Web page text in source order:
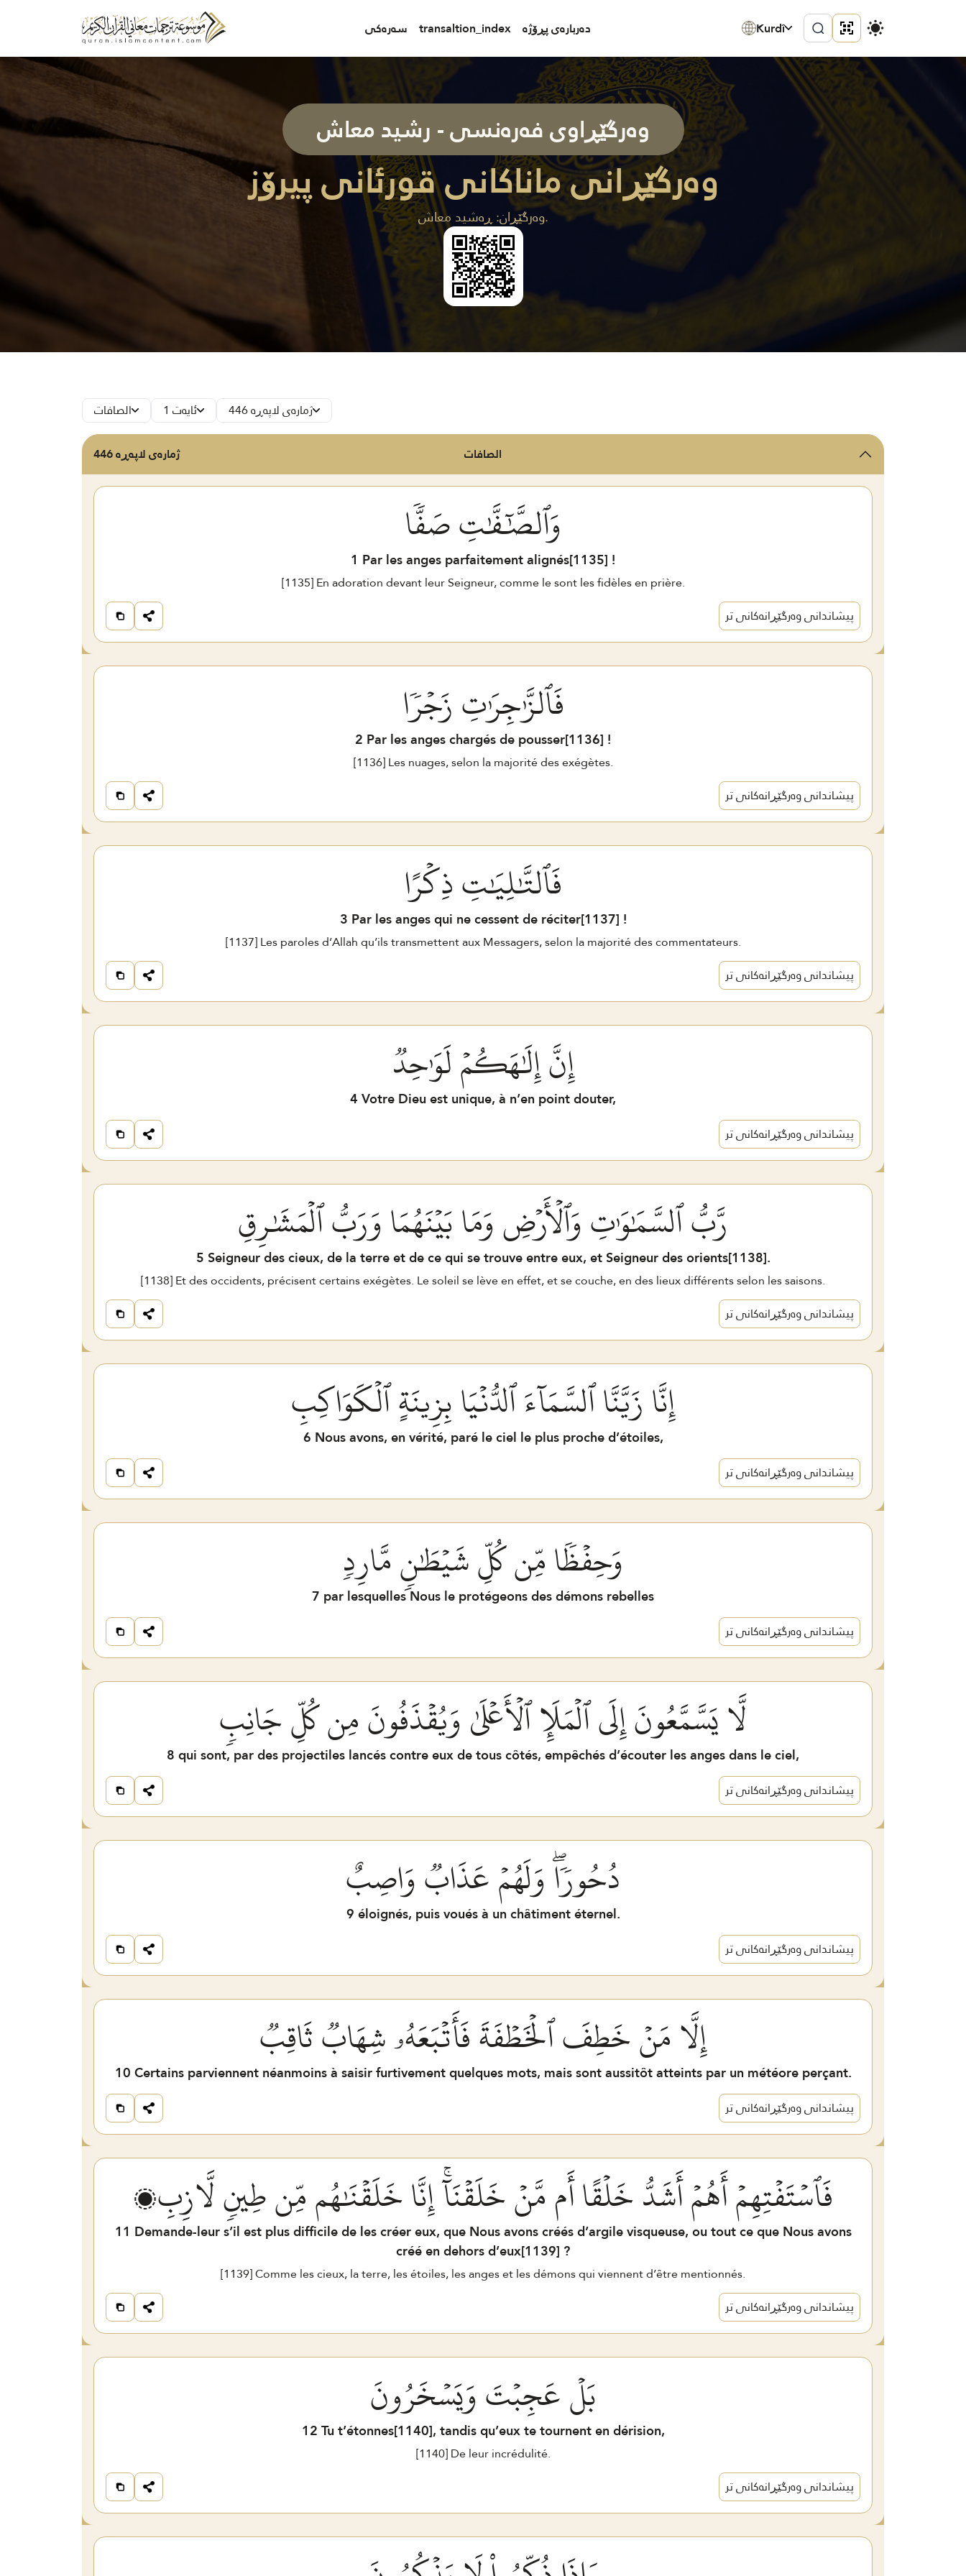
سەرەکی transaltion_index دەربارەی پڕۆژە Kurdî
وەرگێڕاوی فەرەنسی - رشید معاش
وەرگێڕانی ماناکانی قورئانی پیرۆز
وەرگێڕان: ڕەشيد معاش.
الصافات ئایەت 1 ژمارەی لاپەڕە 446
ژمارەی لاپەڕە 446 الصافات
وَٱلصَّٰٓفَّٰتِ صَفّٗا
1 Par les anges parfaitement alignés[1135] !
[1135] En adoration devant leur Seigneur, comme le sont les fidèles en prière.
پیشاندانی وەرگێڕانەکانی تر
فَٱلزَّٰجِرَٰتِ زَجۡرٗا
2 Par les anges chargés de pousser[1136] !
[1136] Les nuages, selon la majorité des exégètes.
پیشاندانی وەرگێڕانەکانی تر
فَٱلتَّٰلِيَٰتِ ذِكۡرًا
3 Par les anges qui ne cessent de réciter[1137] !
[1137] Les paroles d’Allah qu’ils transmettent aux Messagers, selon la majorité des commentateurs.
پیشاندانی وەرگێڕانەکانی تر
إِنَّ إِلَٰهَكُمۡ لَوَٰحِدٞ
4Votre Dieu est unique, à n’en point douter,
پیشاندانی وەرگێڕانەکانی تر
رَّبُّ ٱلسَّمَٰوَٰتِ وَٱلۡأَرۡضِ وَمَا بَيۡنَهُمَا وَرَبُّ ٱلۡمَشَٰرِقِ
5Seigneur des cieux, de la terre et de ce qui se trouve entre eux, et Seigneur des orients[1138].
[1138] Et des occidents, précisent certains exégètes. Le soleil se lève en effet, et se couche, en des lieux différents selon les saisons.
پیشاندانی وەرگێڕانەکانی تر
إِنَّا زَيَّنَّا ٱلسَّمَآءَ ٱلدُّنۡيَا بِزِينَةٍ ٱلۡكَوَاكِبِ
6 Nous avons, en vérité, paré le ciel le plus proche d’étoiles,
پیشاندانی وەرگێڕانەکانی تر
وَحِفۡظٗا مِّن كُلِّ شَيۡطَٰنٖ مَّارِدٖ
7 par lesquelles Nous le protégeons des démons rebelles
پیشاندانی وەرگێڕانەکانی تر
لَّا يَسَّمَّعُونَ إِلَى ٱلۡمَلَإِ ٱلۡأَعۡلَىٰ وَيُقۡذَفُونَ مِن كُلِّ جَانِبٖ
8qui sont, par des projectiles lancés contre eux de tous côtés, empêchés d’écouter les anges dans le ciel,
پیشاندانی وەرگێڕانەکانی تر
دُحُورٗاۖ وَلَهُمۡ عَذَابٞ وَاصِبٌ
9éloignés, puis voués à un châtiment éternel.
پیشاندانی وەرگێڕانەکانی تر
إِلَّا مَنۡ خَطِفَ ٱلۡخَطۡفَةَ فَأَتۡبَعَهُۥ شِهَابٞ ثَاقِبٞ
10Certains parviennent néanmoins à saisir furtivement quelques mots, mais sont aussitôt atteints par un météore perçant.
پیشاندانی وەرگێڕانەکانی تر
فَٱسۡتَفۡتِهِمۡ أَهُمۡ أَشَدُّ خَلۡقًا أَم مَّنۡ خَلَقۡنَآۚ إِنَّا خَلَقۡنَٰهُم مِّن طِينٖ لَّازِبِۭ
11 Demande-leur s’il est plus difficile de les créer eux, que Nous avons créés d’argile visqueuse, ou tout ce que Nous avons
créé en dehors d’eux[1139] ?
[1139] Comme les cieux, la terre, les étoiles, les anges et les démons qui viennent d’être mentionnés.
پیشاندانی وەرگێڕانەکانی تر
بَلۡ عَجِبۡتَ وَيَسۡخَرُونَ
12Tu t’étonnes[1140], tandis qu’eux te tournent en dérision,
[1140] De leur incrédulité.
پیشاندانی وەرگێڕانەکانی تر